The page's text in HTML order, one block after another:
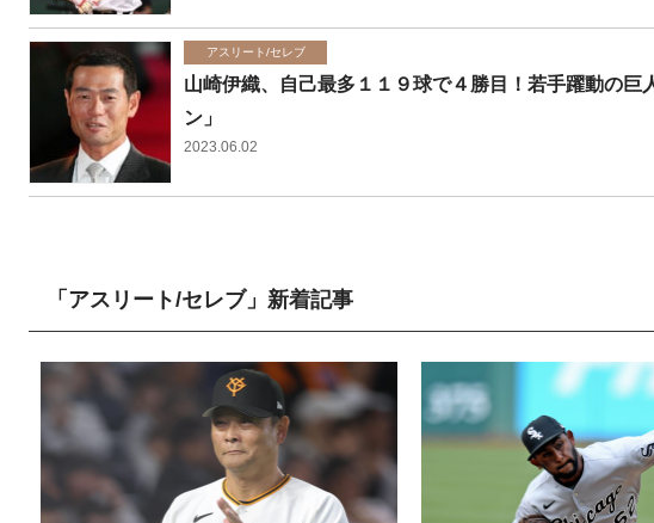
アスリート/セレブ
山崎伊織、自己最多１１９球で４勝目！若手躍動の
ン」
2023.06.02
「アスリート/セレブ」新着記事